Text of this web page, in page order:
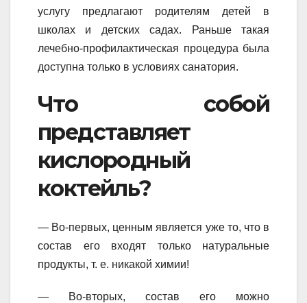
услугу предлагают родителям детей в
школах и детских садах. Раньше такая
лечебно-профилактическая процедура была
доступна только в условиях санатория.
Что собой
представляет
кислородный
коктейль?
— Во-первых, ценным является уже то, что в
состав его входят только натуральные
продукты, т. е. никакой химии!
— Во-вторых, состав его можно